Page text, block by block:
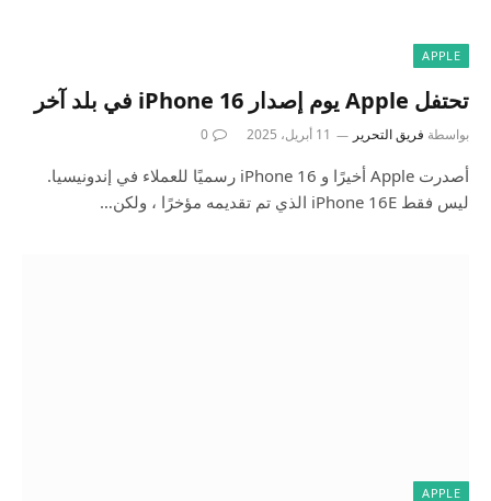
APPLE
تحتفل Apple يوم إصدار iPhone 16 في بلد آخر
بواسطة فريق التحرير 11 أبريل، 2025 0
أصدرت Apple أخيرًا و iPhone 16 رسميًا للعملاء في إندونيسيا.
ليس فقط iPhone 16E الذي تم تقديمه مؤخرًا ، ولكن…
APPLE